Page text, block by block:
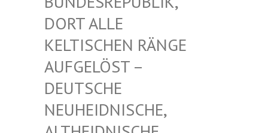
ORT ALLE K
ELTISCHEN RÄNGE A
UFGELÖST – D
EUTSCHE N
EUHEIDNISCHE, A